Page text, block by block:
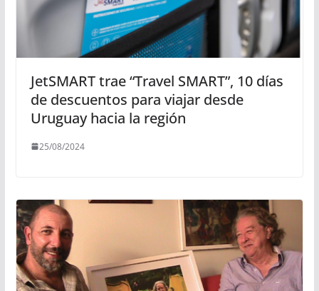
JetSMART trae “Travel SMART”, 10 días
de descuentos para viajar desde
Uruguay hacia la región
25/08/2024